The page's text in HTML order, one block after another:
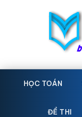
Sách
Toán
Học
toán,HỌC TOÁN
ĐỀ THI